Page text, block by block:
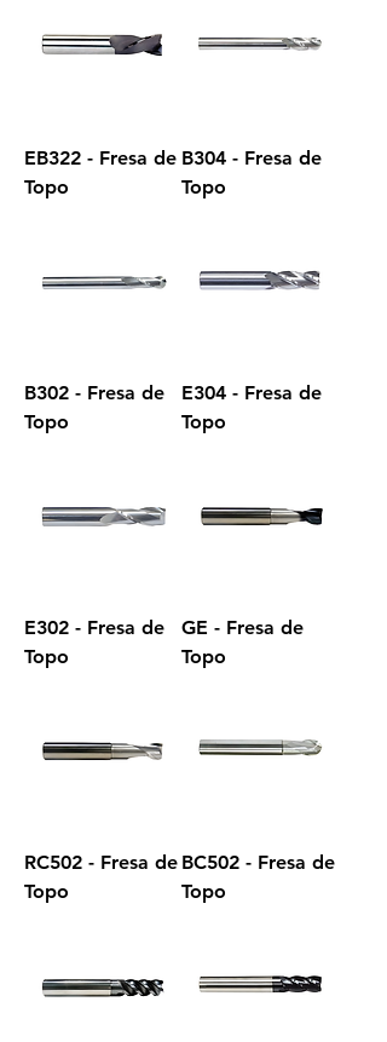
EB322 - Fresa de
Topo
B304 - Fresa de
Topo
B302 - Fresa de
Topo
E304 - Fresa de
Topo
E302 - Fresa de
Topo
GE - Fresa de
Topo
RC502 - Fresa de
Topo
BC502 - Fresa de
Topo